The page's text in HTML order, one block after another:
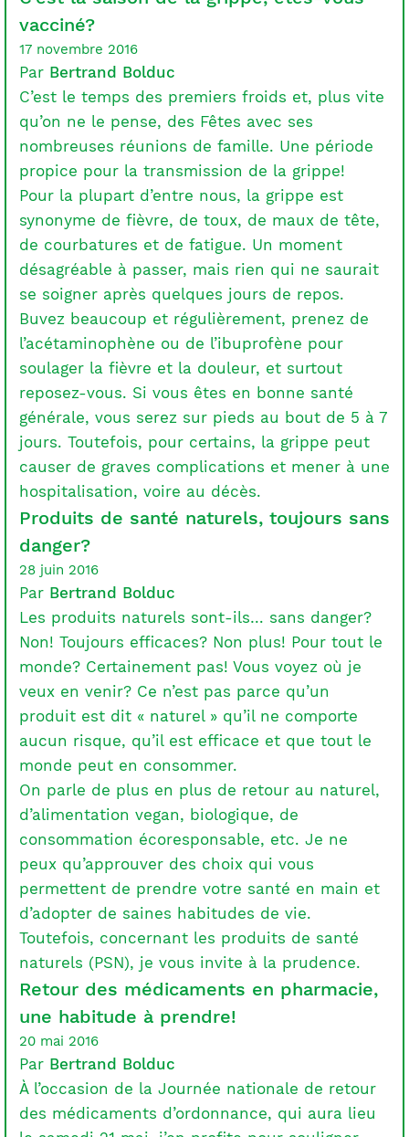
vacciné?
17 novembre 2016
Par Bertrand Bolduc
C’est le temps des premiers froids et, plus vite
qu’on ne le pense, des Fêtes avec ses
nombreuses réunions de famille. Une période
propice pour la transmission de la grippe!
Pour la plupart d’entre nous, la grippe est
synonyme de fièvre, de toux, de maux de tête,
de courbatures et de fatigue. Un moment
désagréable à passer, mais rien qui ne saurait
se soigner après quelques jours de repos.
Buvez beaucoup et régulièrement, prenez de
l’acétaminophène ou de l’ibuprofène pour
soulager la fièvre et la douleur, et surtout
reposez-vous. Si vous êtes en bonne santé
générale, vous serez sur pieds au bout de 5 à 7
jours. Toutefois, pour certains, la grippe peut
causer de graves complications et mener à une
hospitalisation, voire au décès.
Produits de santé naturels, toujours sans
danger?
28 juin 2016
Par Bertrand Bolduc
Les produits naturels sont-ils… sans danger?
Non! Toujours efficaces? Non plus! Pour tout le
monde? Certainement pas! Vous voyez où je
veux en venir? Ce n’est pas parce qu’un
produit est dit « naturel » qu’il ne comporte
aucun risque, qu’il est efficace et que tout le
monde peut en consommer.
On parle de plus en plus de retour au naturel,
d’alimentation vegan, biologique, de
consommation écoresponsable, etc. Je ne
peux qu’approuver des choix qui vous
permettent de prendre votre santé en main et
d’adopter de saines habitudes de vie.
Toutefois, concernant les produits de santé
naturels (PSN), je vous invite à la prudence.
Retour des médicaments en pharmacie,
une habitude à prendre!
20 mai 2016
Par Bertrand Bolduc
À l’occasion de la Journée nationale de retour
des médicaments d’ordonnance, qui aura lieu